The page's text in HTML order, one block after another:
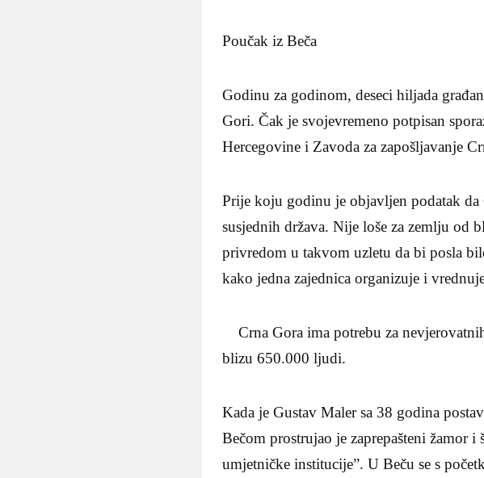
Poučak iz Beča
Godinu za godinom, deseci hiljada
Gori. Čak je svojevremeno potpisan
Hercegovine i Zavoda za zapošljavanje
Prije koju godinu je objavljen podatak
susjednih država. Nije loše za zemlju
privredom u takvom uzletu da bi posla
kako jedna zajednica organizuje i
Crna Gora ima potrebu za
blizu 650.000 ljudi.
Kada je Gustav Maler sa 38 godina
Bečom prostrujao je zaprepašteni žamor
umjetničke institucije”. U Beču se s